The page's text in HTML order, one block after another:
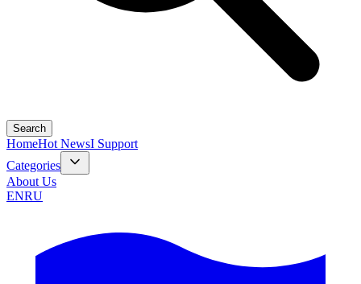
Search
HomeHot NewsI Support
Categories
About Us
ENRU